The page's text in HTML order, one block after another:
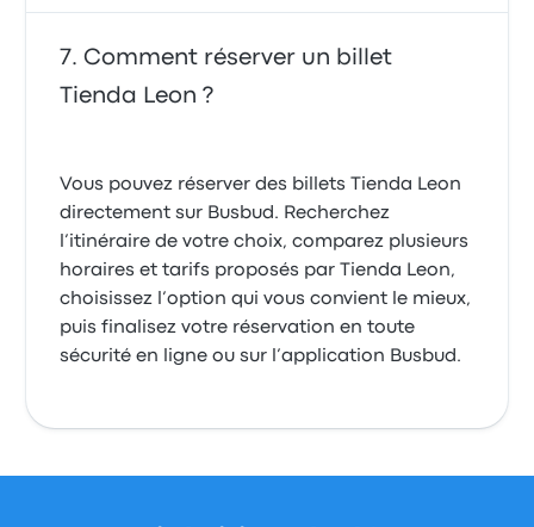
Comment réserver un billet
Tienda Leon ?
Vous pouvez réserver des billets Tienda Leon
directement sur Busbud. Recherchez
l’itinéraire de votre choix, comparez plusieurs
horaires et tarifs proposés par Tienda Leon,
choisissez l’option qui vous convient le mieux,
puis finalisez votre réservation en toute
sécurité en ligne ou sur l’application Busbud.